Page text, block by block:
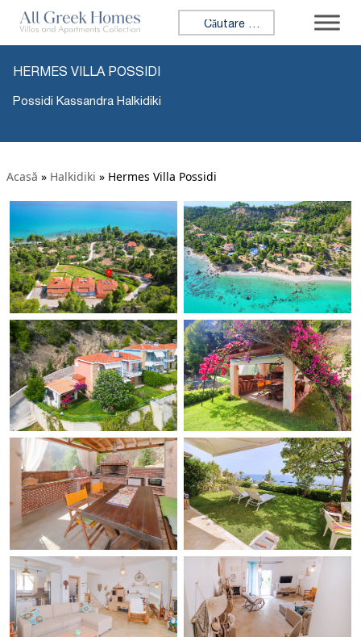
Caută:
HERMES VILLA POSSIDI
Possidi Kassandra Halkidiki
Acasă » Halkidiki » Hermes Villa Possidi